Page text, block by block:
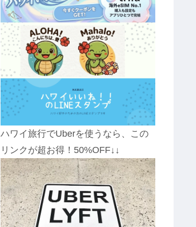
ハワイ旅行でUberを使うなら、この
リンクが超お得！50%OFF↓↓